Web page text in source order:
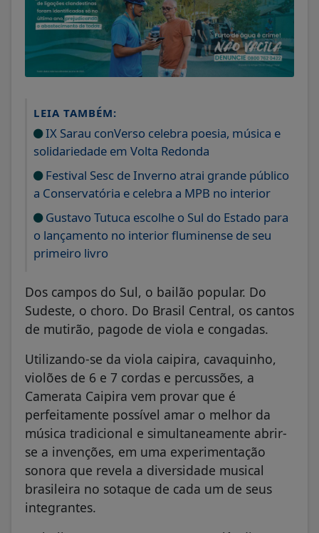
LEIA TAMBÉM:
IX Sarau conVerso celebra poesia, música e
solidariedade em Volta Redonda
Festival Sesc de Inverno atrai grande público
a Conservatória e celebra a MPB no interior
Gustavo Tutuca escolhe o Sul do Estado para
o lançamento no interior fluminense de seu
primeiro livro
Dos campos do Sul, o bailão popular. Do
Sudeste, o choro. Do Brasil Central, os cantos
de mutirão, pagode de viola e congadas.
Utilizando-se da viola caipira, cavaquinho,
violões de 6 e 7 cordas e percussões, a
Camerata Caipira vem provar que é
perfeitamente possível amar o melhor da
música tradicional e simultaneamente abrir-
se a invenções, em uma experimentação
sonora que revela a diversidade musical
brasileira no sotaque de cada um de seus
integrantes.